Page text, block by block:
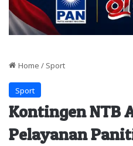
Home / Sport
Sport
Kontingen NTB
Pelayanan